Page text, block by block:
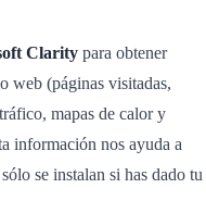
Clarity para obtener
web (páginas visitadas,
mapas de calor y
información nos ayuda a
se instalan si has dado tu